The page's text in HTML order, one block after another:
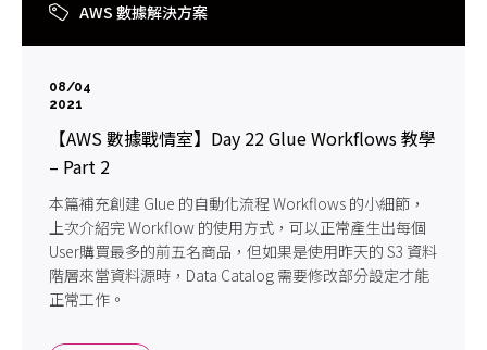
AWS 數據解決方案
08/04
2021
【AWS 數據戰情室】Day 22 Glue Workflows 教學
– Part 2
本篇補充創建 Glue 的自動化流程 Workflows 的小細節，
上次介紹完 Workflow 的使用方式，可以正常產生出每個
User購買最多的前五名商品，但如果是使用昨天的 S3 資料
階層來當資料源時，Data Catalog 需要修改部分設定才能
正常工作。